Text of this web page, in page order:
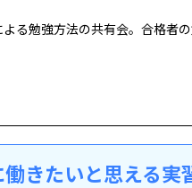
る勉強方法の共有会。合格者
きたいと思える実